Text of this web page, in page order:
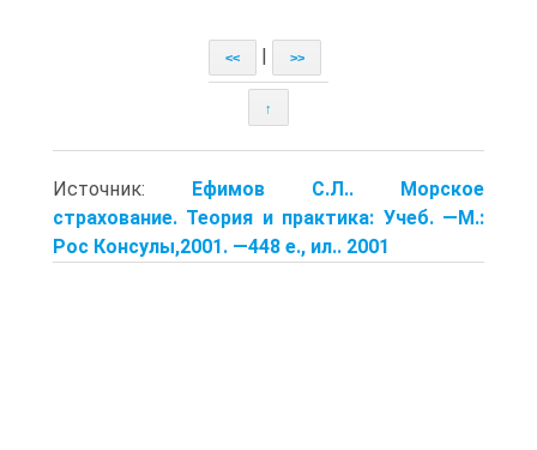
<< >>
↑
Источник: Ефимов С.Л.. Морское
страхование. Теория и практика: Учеб. —М.:
Рос Консулы,2001. —448 е., ил.. 2001